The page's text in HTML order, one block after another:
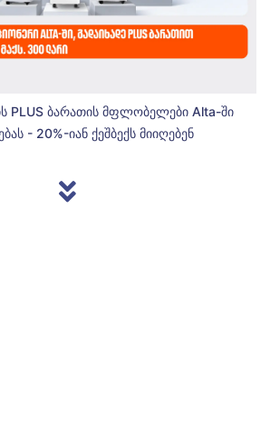
PLUS ბარათის მფლობელები Alta-ში
- 20%-იან ქეშბექს მიიღებენ